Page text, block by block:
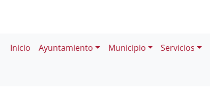
Inicio Ayuntamiento Municipio Servicios